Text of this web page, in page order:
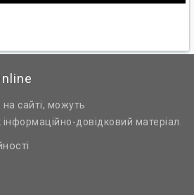
сайті, можуть
довідковий матеріал.